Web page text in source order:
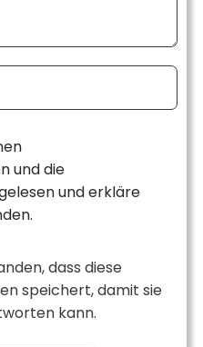
und die
und erkläre
dass diese
speichert, damit sie
kann.